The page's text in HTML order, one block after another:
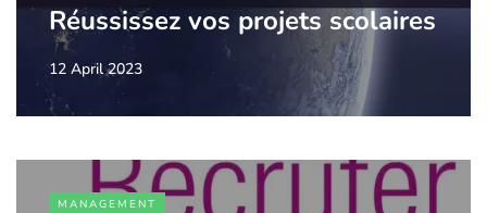
Réussissez vos projets scolaires
12 April 2023
MANAGEMENT